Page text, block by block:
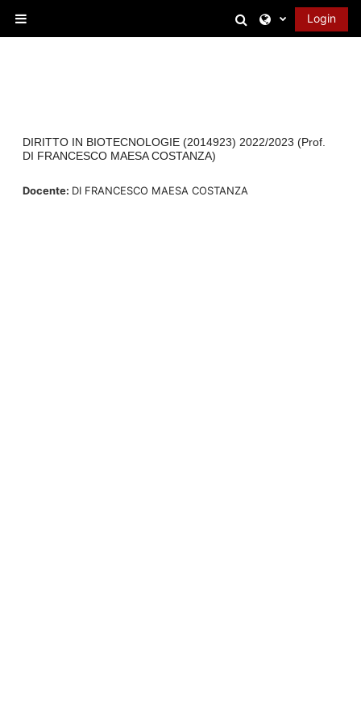
Attiva/disattiva
Login
DIRITTO IN BIOTECNOLOGIE (2014923) 2022/2023 (Prof.
DI FRANCESCO MAESA COSTANZA)
Docente: DI FRANCESCO MAESA COSTANZA